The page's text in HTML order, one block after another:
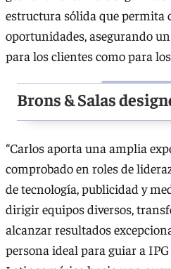
estructura sólida que permita
oportunidades, asegurando
para los clientes como para
Brons & Salas
“Carlos aporta una amplia
comprobado en roles de
de tecnología, publicidad y
dirigir equipos diversos,
alcanzar resultados
persona ideal para guiar a